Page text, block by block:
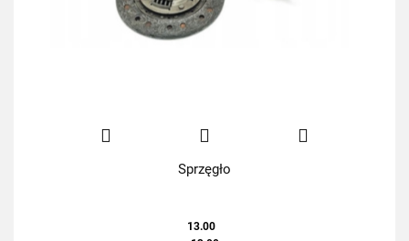
Sprzęgło
13.00